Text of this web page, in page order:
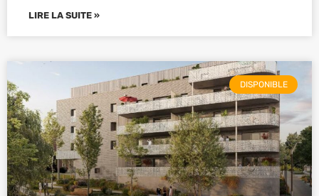
LIRE LA SUITE »
DISPONIBLE